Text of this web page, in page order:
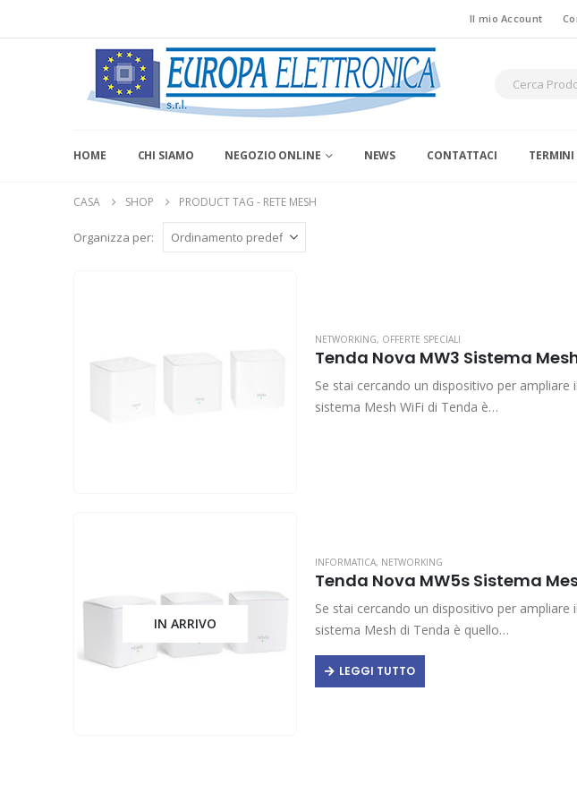
Il mio Account
HOME CHI SIAMO NEGOZIO ONLINE NEWS CONTATTACI
CASA SHOP PRODUCT TAG - RETE MESH
Organizza per:
NETWORKING, OFFERTE SPECIALI
Tenda Nova MW3 Sistema
Se stai cercando un dispositivo per
sistema Mesh WiFi di Tenda è…
IN ARRIVO
INFORMATICA, NETWORKING
Tenda Nova MW5s Sistema
Se stai cercando un dispositivo per
sistema Mesh di Tenda è quello…
LEGGI TUTTO